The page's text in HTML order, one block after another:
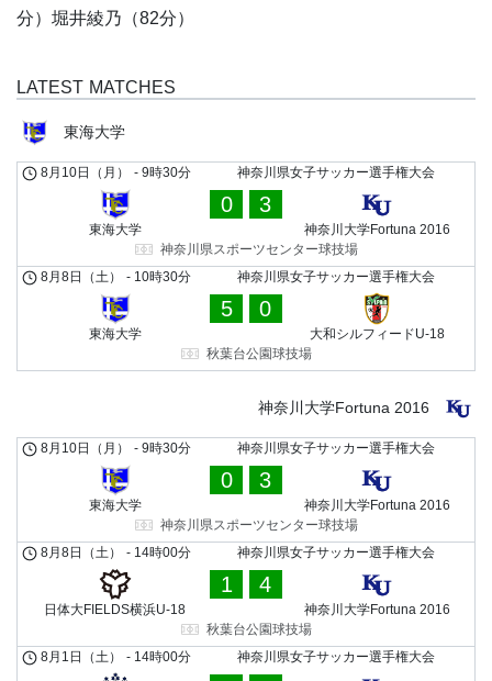
分）堀井綾乃（82分）
LATEST MATCHES
東海大学
神奈川県女子サッカー選手権大会
8月10日（月） - 9時30分
東海大学
0 3
神奈川大学Fortuna 2016
神奈川県スポーツセンター球技場
神奈川県女子サッカー選手権大会
8月8日（土） - 10時30分
東海大学
5 0
大和シルフィードU-18
秋葉台公園球技場
神奈川大学Fortuna 2016
神奈川県女子サッカー選手権大会
8月10日（月） - 9時30分
東海大学
0 3
神奈川大学Fortuna 2016
神奈川県スポーツセンター球技場
神奈川県女子サッカー選手権大会
8月8日（土） - 14時00分
日体大FIELDS横浜U-18
1 4
神奈川大学Fortuna 2016
秋葉台公園球技場
神奈川県女子サッカー選手権大会
8月1日（土） - 14時00分